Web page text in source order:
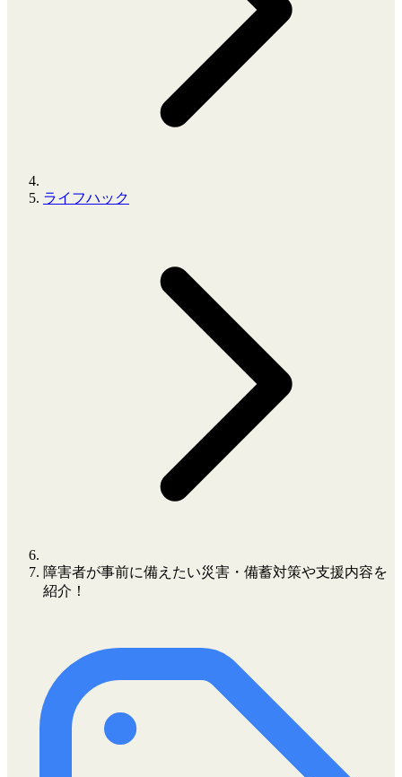
ライフハック
障害者が事前に備えたい災害・備蓄対策や支援内容を
紹介！